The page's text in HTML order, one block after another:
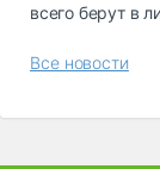
всего берут в
Все новости